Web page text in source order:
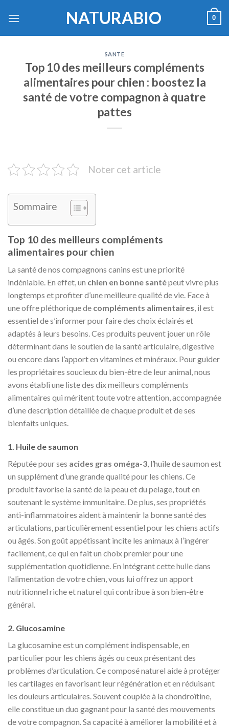
NATURABIO 0
SANTE
Top 10 des meilleurs compléments
alimentaires pour chien : boostez la
santé de votre compagnon à quatre
pattes
Noter cet article
Sommaire
Top 10 des meilleurs compléments
alimentaires pour chien
La santé de nos compagnons canins est une priorité
indéniable. En effet, un chien en bonne santépeut vivre plus
longtemps et profiter d’une meilleure qualité de vie. Face à
une offre pléthorique de compléments alimentaires, il est
essentiel de s’informer pour faire des choix éclairés et
adaptés à leurs besoins. Ces produits peuvent jouer un rôle
déterminant dans le soutien de la santé articulaire, digestive
ou encore dans l’apport en vitamines et minéraux. Pour guider
les propriétaires soucieux du bien-être de leur animal, nous
avons établi une liste des dix meilleurs compléments
alimentaires qui méritent toute votre attention, accompagnée
d’une description détaillée de chaque produit et de ses
bienfaits uniques.
1. Huile de saumon
Réputée pour ses acides gras oméga-3, l’huile de saumon est
un supplément d’une grande qualité pour les chiens. Ce
produit favorise la santé de la peau et du pelage, tout en
soutenant le système immunitaire. De plus, ses propriétés
anti-inflammatoires aident à maintenir la bonne santé des
articulations, particulièrement essentiel pour les chiens actifs
ou âgés. Son goût appétissant incite les animaux à l’ingérer
facilement, ce qui en fait un choix premier pour une
supplémentation quotidienne. En intégrant cette huile dans
l’alimentation de votre chien, vous lui offrez un apport
nutritionnel riche et naturel qui contribue à son bien-être
général.
2. Glucosamine
La glucosamine est un complément indispensable, en
particulier pour les chiens âgés ou ceux présentant des
problèmes d’articulation. Ce composé naturel aide à protéger
les cartilages en favorisant leur régénération et en réduisant
les douleurs articulaires. Souvent couplée à la chondroïtine,
elle constitue un duo gagnant pour la santé des mouvements
de votre compagnon. Sa capacité à améliorer la mobilité et à